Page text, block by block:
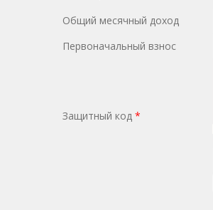
Общий месячный доход
Первоначальный взнос
Защитный код *